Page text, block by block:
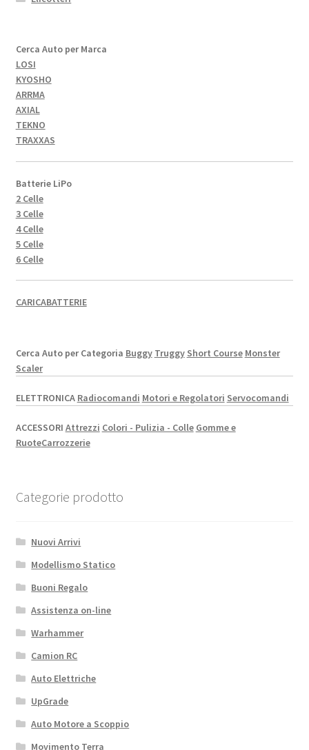
Cerca Auto per Marca
LOSI
KYOSHO
ARRMA
AXIAL
TEKNO
TRAXXAS
Batterie LiPo
2 Celle
3 Celle
4 Celle
5 Celle
6 Celle
CARICABATTERIE
Cerca Auto per Categoria Buggy Truggy Short Course Monster
Scaler
ELETTRONICA Radiocomandi Motori e Regolatori Servocomandi
ACCESSORI Attrezzi Colori - Pulizia - Colle Gomme e
RuoteCarrozzerie
Categorie prodotto
Nuovi Arrivi
Modellismo Statico
Buoni Regalo
Assistenza on-line
Warhammer
Camion RC
Auto Elettriche
UpGrade
Auto Motore a Scoppio
Movimento Terra